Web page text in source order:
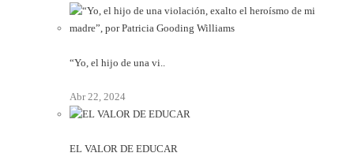
“Yo, el hijo de una vi..
Abr 22, 2024
EL VALOR DE EDUCAR